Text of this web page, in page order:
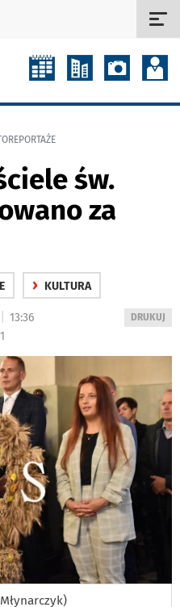
św.
za
› KULTURA
WYDRUKUJ
DRUKUJ
13:36